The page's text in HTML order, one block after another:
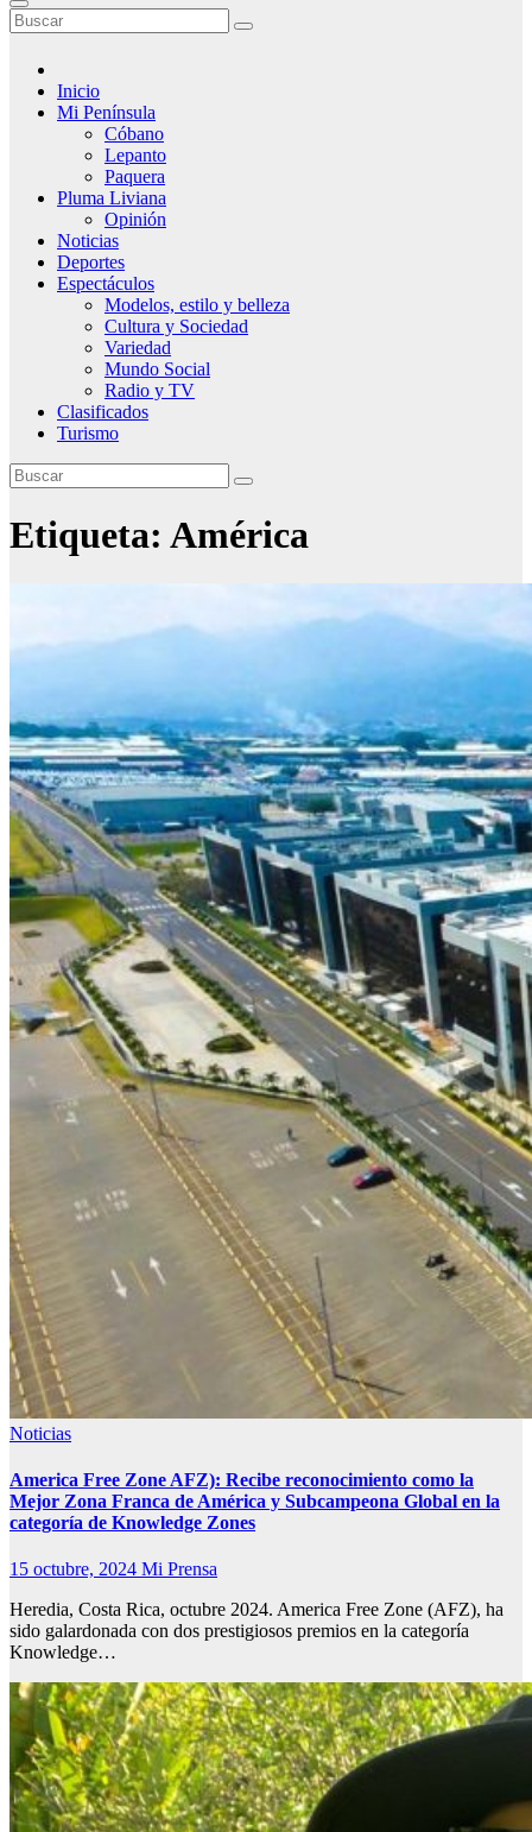
Inicio
Mi Península
Cóbano
Lepanto
Paquera
Pluma Liviana
Opinión
Noticias
Deportes
Espectáculos
Modelos, estilo y belleza
Cultura y Sociedad
Variedad
Mundo Social
Radio y TV
Clasificados
Turismo
Etiqueta: América
Noticias
America Free Zone AFZ): Recibe reconocimiento como la
Mejor Zona Franca de América y Subcampeona Global en la
categoría de Knowledge Zones
15 octubre, 2024 Mi Prensa
Heredia, Costa Rica, octubre 2024. America Free Zone (AFZ), ha
sido galardonada con dos prestigiosos premios en la categoría
Knowledge…